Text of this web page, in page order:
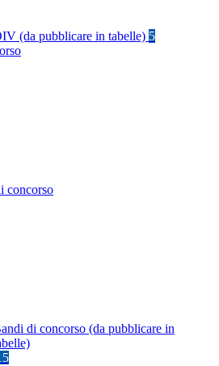
(da pubblicare in tabelle) 5
concorso
di concorso (da pubblicare in